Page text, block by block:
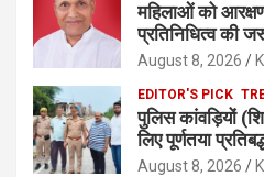
महिलाओं को
प्रतिनिधित्व की
August 8, 2026
EDITOR'S PICK
पुलिस कांवड़ियों
लिए पूर्णतया
August 8, 2026